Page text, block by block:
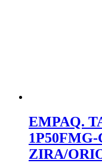
EMPAQ.
1P50FMG-
ZIRA/